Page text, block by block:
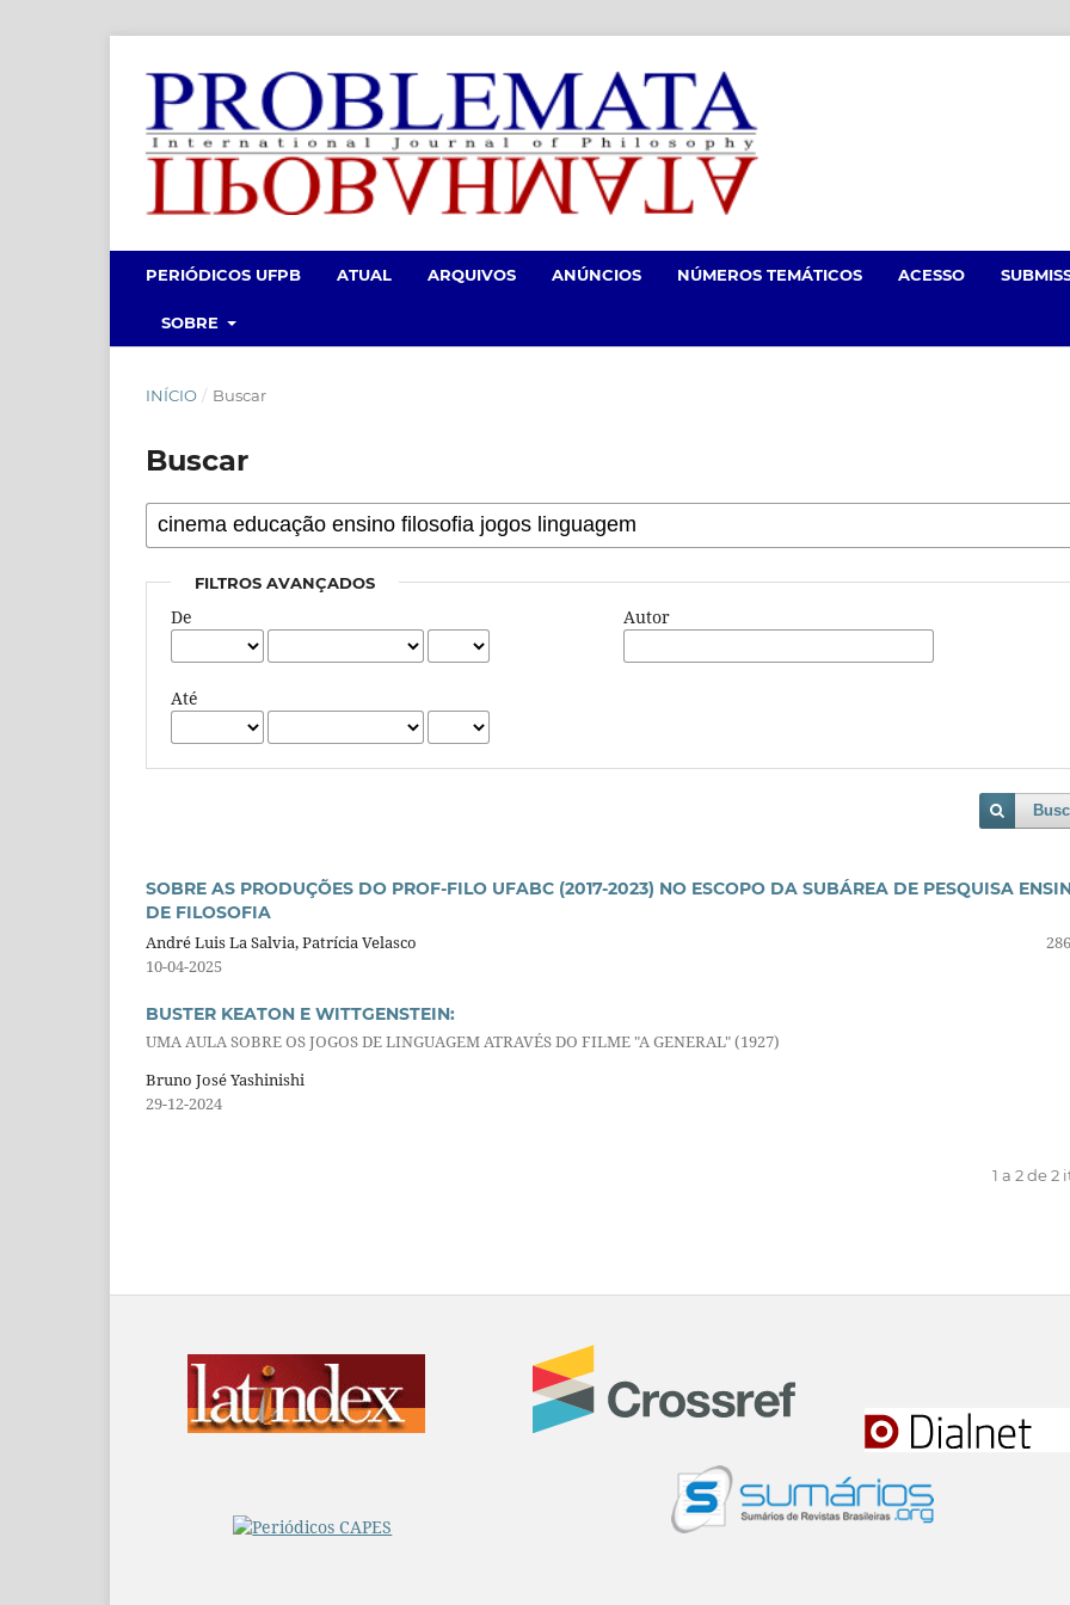
PERIÓDICOS UFPB ATUAL ARQUIVOS ANÚNCIOS NÚMEROS TEMÁTICOS ACESSO
SOBRE
INÍCIO / Buscar
Buscar
FILTROS AVANÇADOS
De
Até
Autor
SOBRE AS PRODUÇÕES DO PROF-FILO UFABC (2017-2023) NO ESCOPO DA SUBÁREA DE PESQUISA
DE FILOSOFIA
André Luis La Salvia, Patrícia Velasco
10-04-2025
BUSTER KEATON E WITTGENSTEIN:
UMA AULA SOBRE OS JOGOS DE LINGUAGEM ATRAVÉS DO FILME "A GENERAL" (1927)
Bruno José Yashinishi
29-12-2024
1 a 2 de 2